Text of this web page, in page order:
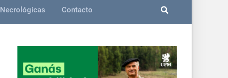
Necrológicas Contacto